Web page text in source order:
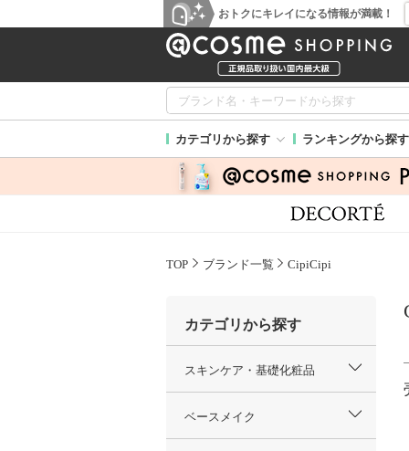
おトクにキレイになる情報が満載！
カテゴリから探す ランキングから探す
TOP ブランド一覧 CipiCipi
カテゴリから探す
スキンケア・基礎化粧品
ベースメイク